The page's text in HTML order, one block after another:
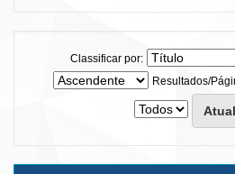
Classificar por:
Resultados/